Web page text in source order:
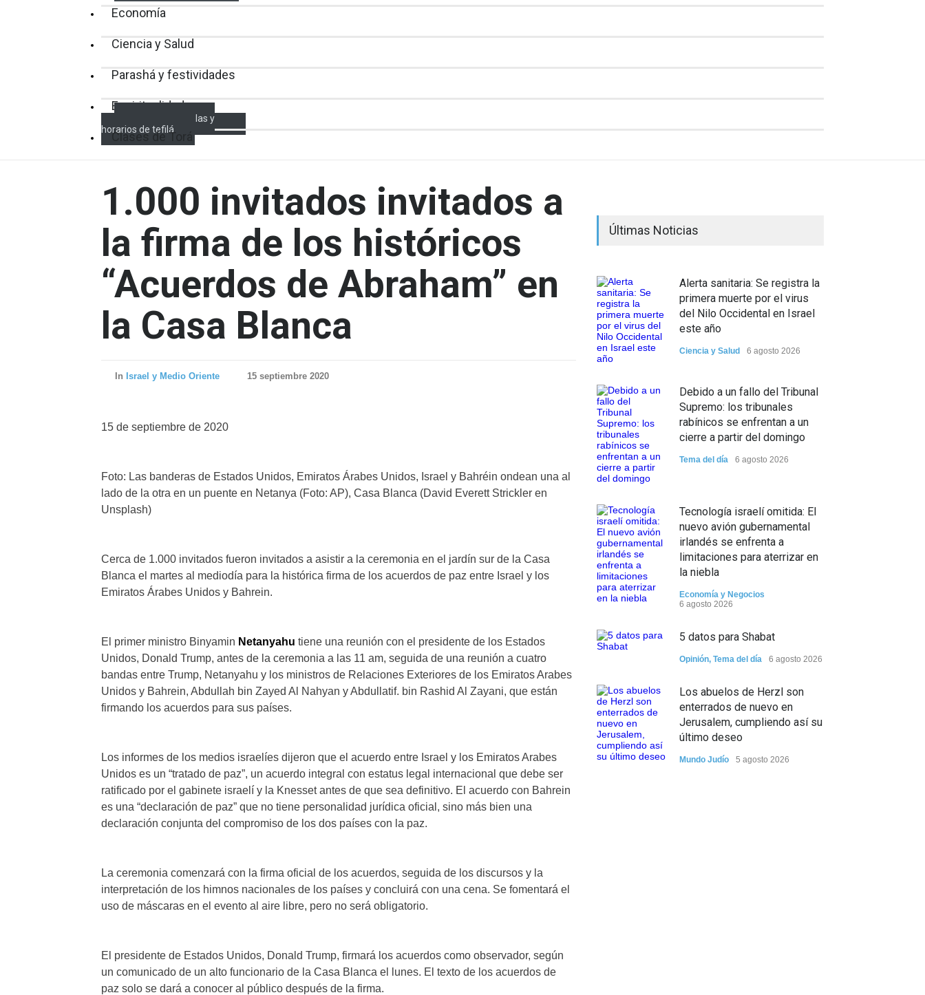
Economía
Ciencia y Salud
Parashá y festividades
Espiritualidad
Encendido de velas y
horarios de tefilá
Clases de Torá
1.000 invitados invitados a
la firma de los históricos
“Acuerdos de Abraham” en
la Casa Blanca
In Israel y Medio Oriente 15 septiembre 2020
15 de septiembre de 2020
Foto: Las banderas de Estados Unidos, Emiratos Árabes Unidos, Israel y Bahréin ondean una al
lado de la otra en un puente en Netanya (Foto: AP), Casa Blanca (David Everett Strickler en
Unsplash)
Cerca de 1.000 invitados fueron invitados a asistir a la ceremonia en el jardín sur de la Casa
Blanca el martes al mediodía para la histórica firma de los acuerdos de paz entre Israel y los
Emiratos Árabes Unidos y Bahrein.
El primer ministro Binyamin Netanyahu tiene una reunión con el presidente de los Estados
Unidos, Donald Trump, antes de la ceremonia a las 11 am, seguida de una reunión a cuatro
bandas entre Trump, Netanyahu y los ministros de Relaciones Exteriores de los Emiratos Arabes
Unidos y Bahrein, Abdullah bin Zayed Al Nahyan y Abdullatif. bin Rashid Al Zayani, que están
firmando los acuerdos para sus países.
Los informes de los medios israelíes dijeron que el acuerdo entre Israel y los Emiratos Arabes
Unidos es un “tratado de paz”, un acuerdo integral con estatus legal internacional que debe ser
ratificado por el gabinete israelí y la Knesset antes de que sea definitivo. El acuerdo con Bahrein
es una “declaración de paz” que no tiene personalidad jurídica oficial, sino más bien una
declaración conjunta del compromiso de los dos países con la paz.
La ceremonia comenzará con la firma oficial de los acuerdos, seguida de los discursos y la
interpretación de los himnos nacionales de los países y concluirá con una cena. Se fomentará el
uso de máscaras en el evento al aire libre, pero no será obligatorio.
El presidente de Estados Unidos, Donald Trump, firmará los acuerdos como observador, según
un comunicado de un alto funcionario de la Casa Blanca el lunes. El texto de los acuerdos de
paz solo se dará a conocer al público después de la firma.
Últimas Noticias
Alerta sanitaria: Se registra la
primera muerte por el virus
del Nilo Occidental en Israel
este año
Ciencia y Salud 6 agosto 2026
Debido a un fallo del Tribunal
Supremo: los tribunales
rabínicos se enfrentan a un
cierre a partir del domingo
Tema del día 6 agosto 2026
Tecnología israelí omitida: El
nuevo avión gubernamental
irlandés se enfrenta a
limitaciones para aterrizar en
la niebla
Economía y Negocios
6 agosto 2026
5 datos para Shabat
Opinión, Tema del día 6 agosto 2026
Los abuelos de Herzl son
enterrados de nuevo en
Jerusalem, cumpliendo así su
último deseo
Mundo Judío 5 agosto 2026